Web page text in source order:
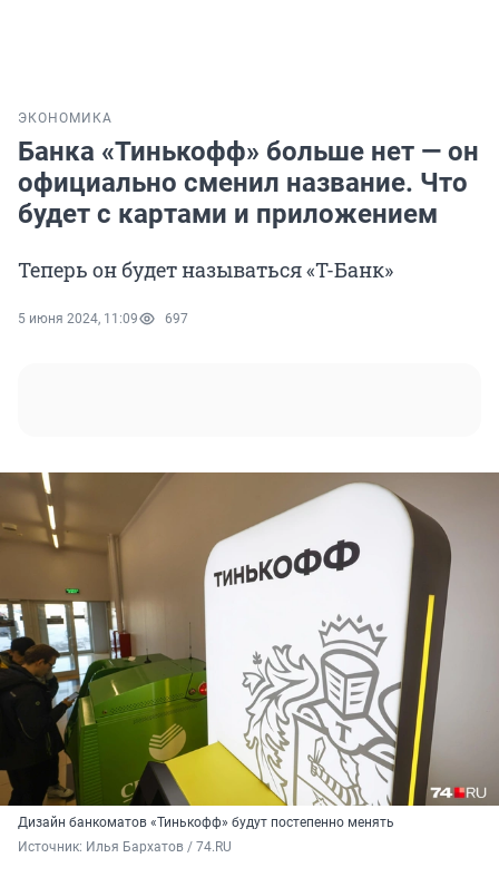
ЭКОНОМИКА
Банка «Тинькофф» больше нет — он
официально сменил название. Что
будет с картами и приложением
Теперь он будет называться «Т-Банк»
5 июня 2024, 11:09 697
Дизайн банкоматов «Тинькофф» будут постепенно менять
Источник: Илья Бархатов / 74.RU